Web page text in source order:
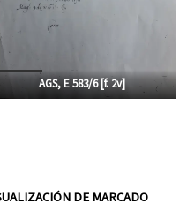
AGS, E 583/6 [f. 2v]
DE MARCADO